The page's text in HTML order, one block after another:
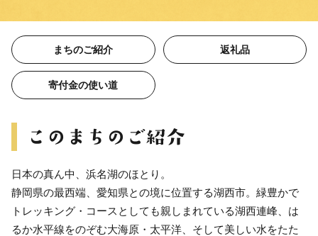
まちのご紹介 返礼品
寄付金の使い道
日本の真ん中、浜名湖のほとり。
静岡県の最西端、愛知県との境に位置する湖西市。緑豊かで
トレッキング・コースとしても親しまれている湖西連峰、は
るか水平線をのぞむ大海原・太平洋、そして美しい水をたた